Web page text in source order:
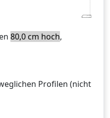
80,0 cm hoch,
Profilen (nicht